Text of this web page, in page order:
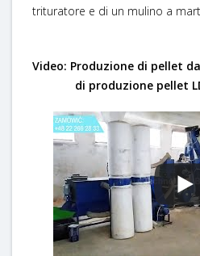
trituratore e di un mulino a
Video: Produzione di pellet
di produzione pellet